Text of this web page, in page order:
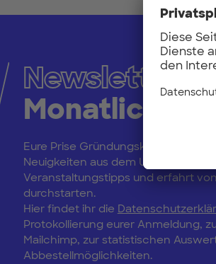
Newsletter
Monatliche
Eure Prise Gründungskultur: Bleibt
Neuigkeiten aus dem
Veranstaltungstipps und erfahrt
durchstarten.
Hier findet ihr die
Protokollierung eurer Anmeldung,
Mailchimp, zur statistischen
Abbestellmöglichkeiten.